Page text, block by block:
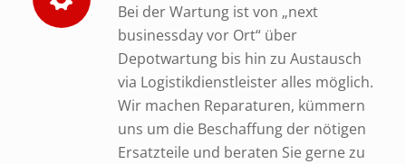
Bei der Wartung ist von „next
businessday vor Ort“ über
Depotwartung bis hin zu Austausch
via Logistikdienstleister alles möglich.
Wir machen Reparaturen, kümmern
uns um die Beschaffung der nötigen
Ersatzteile und beraten Sie gerne zu